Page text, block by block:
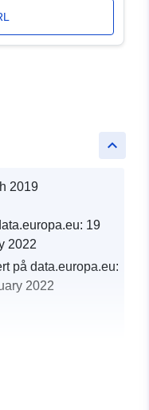
keyboard_arrow_up
2019
19
2022
på data.europa.eu:
2022